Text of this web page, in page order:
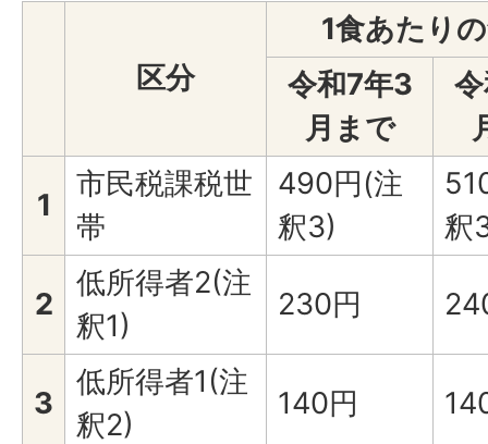
区分
1食あたり
令和7年3
月まで
1
市民税課税世
帯
490円(注
釈3)
釈
2
低所得者2(注
釈1)
230円
3
低所得者1(注
釈2)
140円